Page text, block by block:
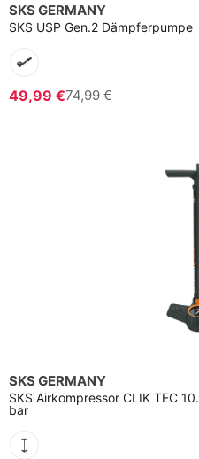
SKS GERMANY
SKS USP Gen.2 Dämpferpumpe
49,99 €74,99 €
SKS GERMANY
SKS Airkompressor CLIK TEC
bar